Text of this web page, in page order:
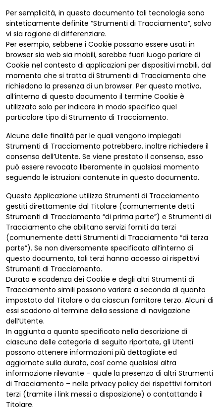
Per semplicità, in questo documento tali tecnologie sono
sinteticamente definite “Strumenti di Tracciamento”, salvo
vi sia ragione di differenziare.
Per esempio, sebbene i Cookie possano essere usati in
browser sia web sia mobili, sarebbe fuori luogo parlare di
Cookie nel contesto di applicazioni per dispositivi mobili, dal
momento che si tratta di Strumenti di Tracciamento che
richiedono la presenza di un browser. Per questo motivo,
all’interno di questo documento il termine Cookie è
utilizzato solo per indicare in modo specifico quel
particolare tipo di Strumento di Tracciamento.
Alcune delle finalità per le quali vengono impiegati
Strumenti di Tracciamento potrebbero, inoltre richiedere il
consenso dell’Utente. Se viene prestato il consenso, esso
può essere revocato liberamente in qualsiasi momento
seguendo le istruzioni contenute in questo documento.
Questa Applicazione utilizza Strumenti di Tracciamento
gestiti direttamente dal Titolare (comunemente detti
Strumenti di Tracciamento “di prima parte”) e Strumenti di
Tracciamento che abilitano servizi forniti da terzi
(comunemente detti Strumenti di Tracciamento “di terza
parte”). Se non diversamente specificato all’interno di
questo documento, tali terzi hanno accesso ai rispettivi
Strumenti di Tracciamento.
Durata e scadenza dei Cookie e degli altri Strumenti di
Tracciamento simili possono variare a seconda di quanto
impostato dal Titolare o da ciascun fornitore terzo. Alcuni di
essi scadono al termine della sessione di navigazione
dell’Utente.
In aggiunta a quanto specificato nella descrizione di
ciascuna delle categorie di seguito riportate, gli Utenti
possono ottenere informazioni più dettagliate ed
aggiornate sulla durata, così come qualsiasi altra
informazione rilevante – quale la presenza di altri Strumenti
di Tracciamento – nelle privacy policy dei rispettivi fornitori
terzi (tramite i link messi a disposizione) o contattando il
Titolare.